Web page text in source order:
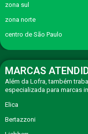
zona sul
zona norte
centro de São Paulo
MARCAS
Além da Lofra, também
especializada para marcas
Elica
Bertazzoni